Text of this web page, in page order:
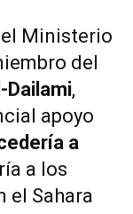
el Ministerio
del
Dailami,
apoyo
a
a los
el Sahara